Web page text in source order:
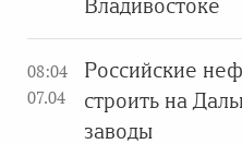
Владивостоке
08:04
07.04
Российские
строить на
заводы